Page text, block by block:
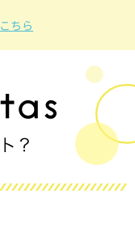
こちら